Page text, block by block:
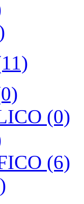
(0)
(6)